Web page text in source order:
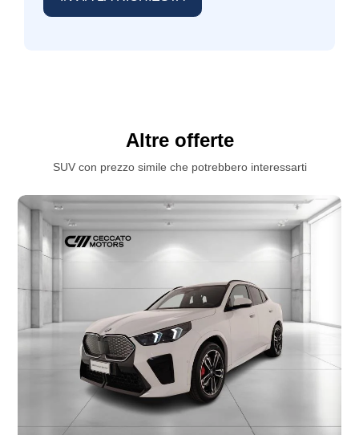
Altre offerte
SUV con prezzo simile che potrebbero interessarti